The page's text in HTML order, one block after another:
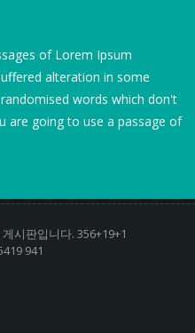
of Lorem Ipsum
alteration in some
words which don't
are going to use a passage of
시판입니다. 356+19+1
941